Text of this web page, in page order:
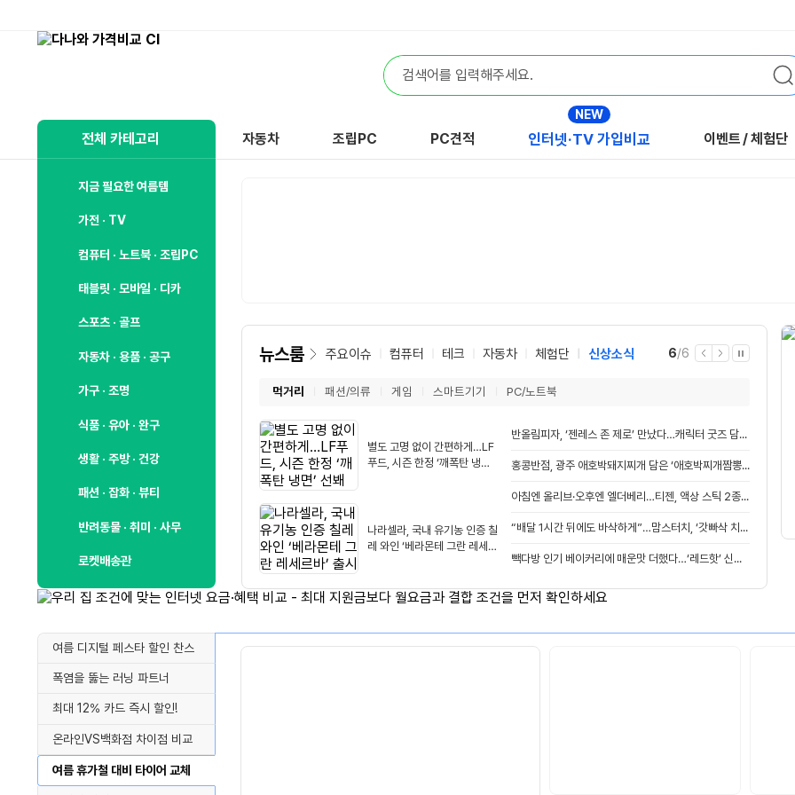
비
사
다
통
합
검
검
색
전체 카테고리
지금 필요한 여름템
가전 · TV
컴퓨터 · 노트북 · 조립PC
태블릿 · 모바일 · 디카
스포츠 · 골프
자동차 · 용품 · 공구
가구 · 조명
식품 · 유아 · 완구
생활 · 주방 · 건강
패션 · 잡화 · 뷰티
반려동물 · 취미 · 사무
로켓배송관
자동차 조립PC PC견적
NEW
인터넷·TV 가입비교 이벤트/체험단
뉴스룸 주요이슈 컴퓨터 테크 자동차 체험단 신상소식
먹거리 패션/의류 게임 스마트기기 PC/노트북
별도 고명 없이 간편하게…LF
푸드, 시즌 한정 ‘깨폭탄 냉면’
나라셀라, 국내 유기농 인증 칠
레 와인 ‘베라몬테 그란 레세르
반올림피자, ‘젠레스 존 제로’ 만났다…캐릭터 굿즈 담은 한정 세트 출시
홍콩반점, 광주 애호박돼지찌개 담은 ‘애호박찌개짬뽕’ 출시
아침엔 올리브·오후엔 엘더베리…티젠, 액상 스틱 2종 선보여
“배달 1시간 뒤에도 바삭하게”…맘스터치, ‘갓빠삭 치킨’ 출격
빽다방 인기 베이커리에 매운맛 더했다…‘레드핫’ 신메뉴 2종 출시
현
6/전
6
이 다
자
여름 디지털 페스타 할인 찬스
폭염을 뚫는 러닝 파트너
최대 12% 카드 즉시 할인!
온라인VS백화점 차이점 비교
여름 휴가철 대비 타이어 교체